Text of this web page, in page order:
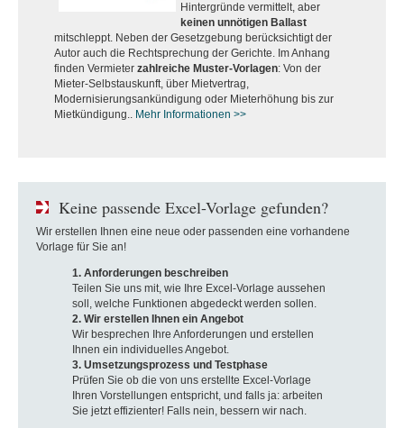
Hintergründe vermittelt, aber
keinen unnötigen Ballast
mitschleppt. Neben der Gesetzgebung berücksichtigt der
Autor auch die Rechtsprechung der Gerichte. Im Anhang
finden Vermieter zahlreiche Muster-Vorlagen: Von der
Mieter-Selbstauskunft, über Mietvertrag,
Modernisierungsankündigung oder Mieterhöhung bis zur
Mietkündigung.. Mehr Informationen >>
Keine passende Excel-Vorlage gefunden?
Wir erstellen Ihnen eine neue oder passenden eine vorhandene
Vorlage für Sie an!
1. Anforderungen beschreiben
Teilen Sie uns mit, wie Ihre Excel-Vorlage aussehen
soll, welche Funktionen abgedeckt werden sollen.
2. Wir erstellen Ihnen ein Angebot
Wir besprechen Ihre Anforderungen und erstellen
Ihnen ein individuelles Angebot.
3. Umsetzungsprozess und Testphase
Prüfen Sie ob die von uns erstellte Excel-Vorlage
Ihren Vorstellungen entspricht, und falls ja: arbeiten
Sie jetzt effizienter! Falls nein, bessern wir nach.